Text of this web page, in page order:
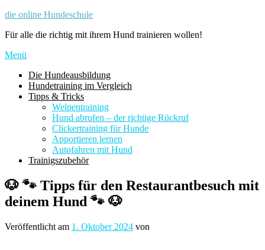
Zum
springen
die online Hundeschule
Für alle die richtig mit ihrem Hund trainieren wollen!
Menü
Die Hundeausbildung
Hundetraining im Vergleich
Tipps & Tricks
Welpentraining
Hund abrufen – der richtige Rückruf
Clickertraining für Hunde
Apportieren lernen
Autofahren mit Hund
Trainigszubehör
🐶 🐾 Tipps für den Restaurantbesuch mit
deinem Hund 🐾 🐶
Veröffentlicht am 1. Oktober 2024 von